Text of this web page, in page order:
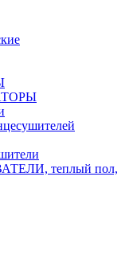
теплый пол,